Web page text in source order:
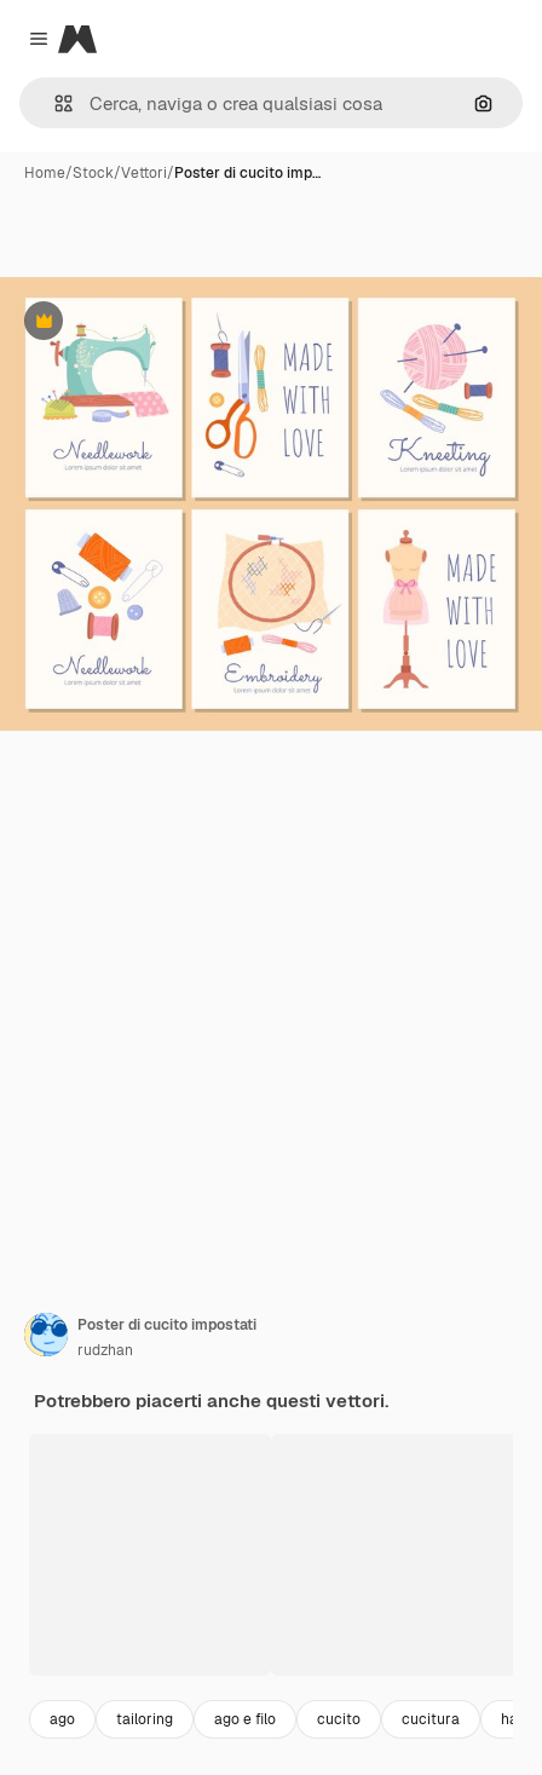
Close menu
Magnific
Cerca
Home/Stock/Vettori/Poster di cucito imp…
Premium
Poster di cucito impostati
rudzhan
Potrebbero piacerti anche questi vettori.
ago tailoring ago e filo cucito cucitura